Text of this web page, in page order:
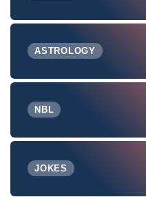
ASTROLOGY
NBL
JOKES